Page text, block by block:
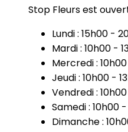
Stop Fleurs est
Lundi : 15h00 -
Mardi : 10h00 -
Mercredi :
Jeudi : 10h00 -
Vendredi :
Samedi : 10h00
Dimanche :